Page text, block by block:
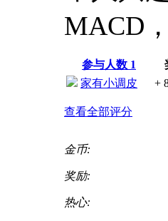
MACD
参与人数 1
家有小调皮
+
查看全部评分
金币:
奖励:
热心: